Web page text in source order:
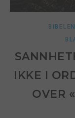
BIBELEN
IKKE I
OVER